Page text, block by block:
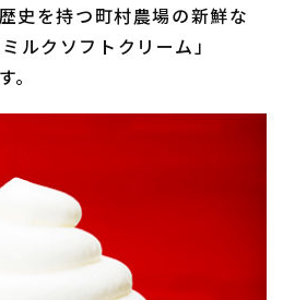
史を持つ町村農場の新鮮な
ルクソフトクリーム」
。